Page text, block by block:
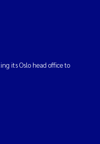
its Oslo head office to